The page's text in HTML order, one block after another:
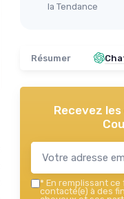
la Tendance
Résumer
Recevez
* En remplissant ce
contacté(e) à des